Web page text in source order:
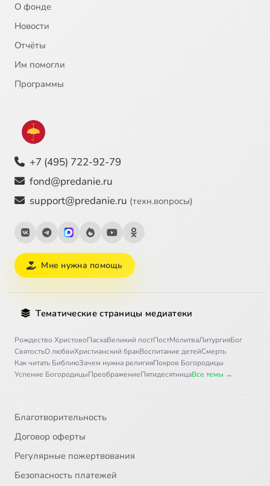
О фонде
Новости
Отчёты
Им помогли
Программы
+7 (495) 722-92-79
fond@predanie.ru
support@predanie.ru (техн.вопросы)
Мне нужна помощь
Тематические страницы медиатеки
Рождество ХристовоПасхаВеликий постПостМолитваЛитургияБог
СвятостьО любвиХристианский бракВоспитание детейСмерть
Как читать БиблиюЗачем нужна религияПокров Богородицы
Успение БогородицыПреображениеПятидесятницаВсе темы →
Благотворительность
Договор оферты
Регулярные пожертвования
Безопасность платежей